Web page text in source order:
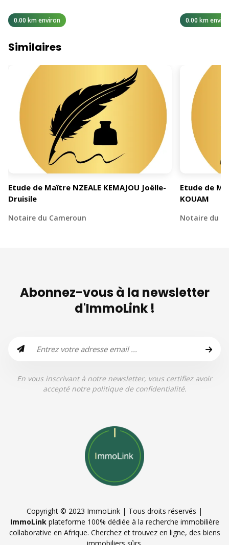
0.00 km environ 0.00 km
Similaires
Etude de Maître NZEALE KEMAJOU Joëlle-
Druisile
Notaire du Cameroun
Etude de
KOUAM
Notaire du
Abonnez-vous à la newsletter
d'ImmoLink !
En vous inscrivant à notre newsletter, vous certifiez avoir
accepté notre politique de confidentialité.
Copyright © 2023 ImmoLink | Tous droits réservés |
ImmoLinkplateforme 100% dédiée à la recherche immobilière
collaborative en Afrique. Cherchez et trouvez en ligne, des biens